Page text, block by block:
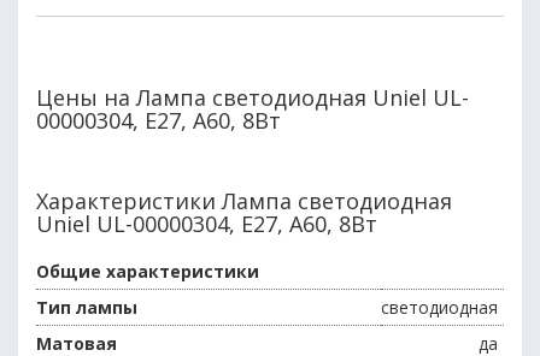
Цены на Лампа светодиодная Uniel UL-
00000304, E27, A60, 8Вт
Характеристики Лампа светодиодная
Uniel UL-00000304, E27, A60, 8Вт
Общие характеристики
Тип лампы
светодиодная
Матовая
да